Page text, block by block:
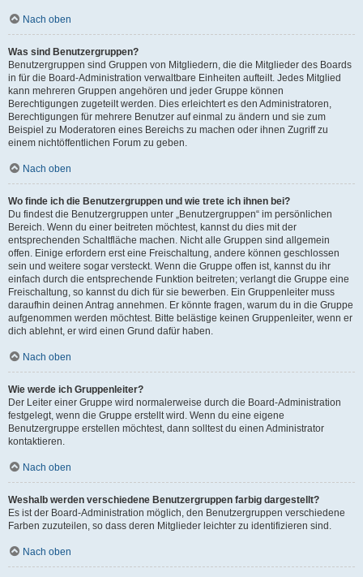
Nach oben
Was sind Benutzergruppen?
Benutzergruppen sind Gruppen von Mitgliedern, die die Mitglieder des Boards
in für die Board-Administration verwaltbare Einheiten aufteilt. Jedes Mitglied
kann mehreren Gruppen angehören und jeder Gruppe können
Berechtigungen zugeteilt werden. Dies erleichtert es den Administratoren,
Berechtigungen für mehrere Benutzer auf einmal zu ändern und sie zum
Beispiel zu Moderatoren eines Bereichs zu machen oder ihnen Zugriff zu
einem nichtöffentlichen Forum zu geben.
Nach oben
Wo finde ich die Benutzergruppen und wie trete ich ihnen bei?
Du findest die Benutzergruppen unter „Benutzergruppen“ im persönlichen
Bereich. Wenn du einer beitreten möchtest, kannst du dies mit der
entsprechenden Schaltfläche machen. Nicht alle Gruppen sind allgemein
offen. Einige erfordern erst eine Freischaltung, andere können geschlossen
sein und weitere sogar versteckt. Wenn die Gruppe offen ist, kannst du ihr
einfach durch die entsprechende Funktion beitreten; verlangt die Gruppe eine
Freischaltung, so kannst du dich für sie bewerben. Ein Gruppenleiter muss
daraufhin deinen Antrag annehmen. Er könnte fragen, warum du in die Gruppe
aufgenommen werden möchtest. Bitte belästige keinen Gruppenleiter, wenn er
dich ablehnt, er wird einen Grund dafür haben.
Nach oben
Wie werde ich Gruppenleiter?
Der Leiter einer Gruppe wird normalerweise durch die Board-Administration
festgelegt, wenn die Gruppe erstellt wird. Wenn du eine eigene
Benutzergruppe erstellen möchtest, dann solltest du einen Administrator
kontaktieren.
Nach oben
Weshalb werden verschiedene Benutzergruppen farbig dargestellt?
Es ist der Board-Administration möglich, den Benutzergruppen verschiedene
Farben zuzuteilen, so dass deren Mitglieder leichter zu identifizieren sind.
Nach oben